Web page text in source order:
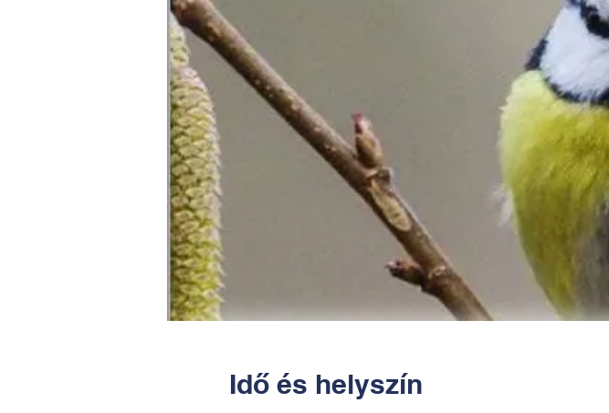
Idő és helyszín